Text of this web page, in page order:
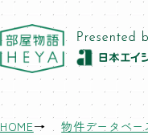
東
HOME 物件データベー